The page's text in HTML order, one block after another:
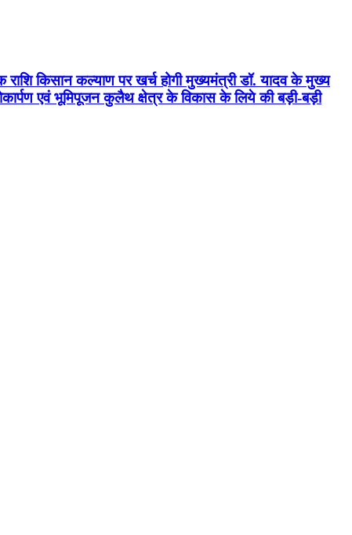
किसान कल्याण पर खर्च होगी मुख्यमंत्री डॉ. यादव के मुख्य
एवं भूमिपूजन कुलैथ क्षेत्र के विकास के लिये की बड़ी-बड़ी